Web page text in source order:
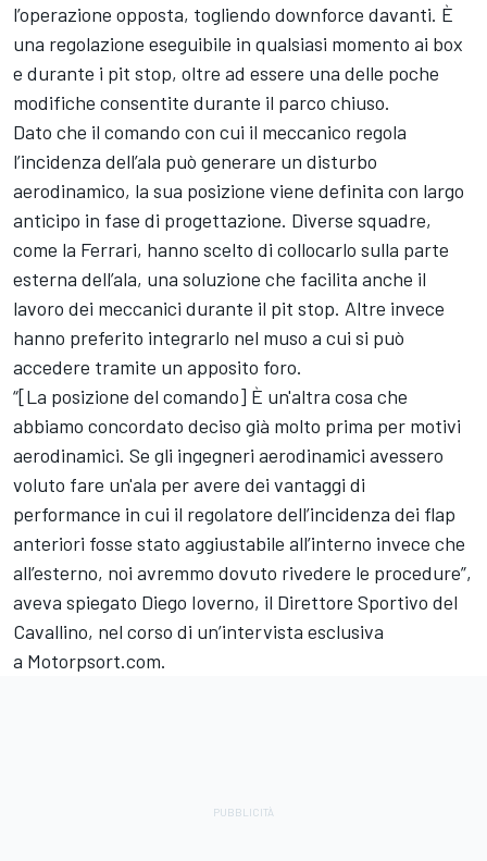
l’operazione opposta, togliendo downforce davanti. È
una regolazione eseguibile in qualsiasi momento ai box
e durante i pit stop, oltre ad essere una delle poche
modifiche consentite durante il parco chiuso.
Dato che il comando con cui il meccanico regola
l’incidenza dell’ala può generare un disturbo
aerodinamico, la sua posizione viene definita con largo
anticipo in fase di progettazione. Diverse squadre,
come la Ferrari, hanno scelto di collocarlo sulla parte
esterna dell’ala, una soluzione che facilita anche il
lavoro dei meccanici durante il pit stop. Altre invece
hanno preferito integrarlo nel muso a cui si può
accedere tramite un apposito foro.
“[La posizione del comando] È un'altra cosa che
abbiamo concordato deciso già molto prima per motivi
aerodinamici. Se gli ingegneri aerodinamici avessero
voluto fare un'ala per avere dei vantaggi di
performance in cui il regolatore dell’incidenza dei flap
anteriori fosse stato aggiustabile all’interno invece che
all’esterno, noi avremmo dovuto rivedere le procedure”,
aveva spiegato Diego Ioverno, il Direttore Sportivo del
Cavallino, nel corso di un’intervista esclusiva
a Motorpsort.com.